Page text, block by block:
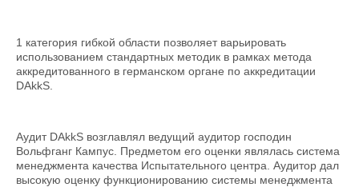
1 категория гибкой области позволяет варьировать
использованием стандартных методик в рамках метода
аккредитованного в германском органе по аккредитации
DAkkS.
Аудит DAkkS возглавлял ведущий аудитор господин
Вольфганг Кампус. Предметом его оценки являлась система
менеджмента качества Испытательного центра. Аудитор дал
высокую оценку функционированию системы менеджмента